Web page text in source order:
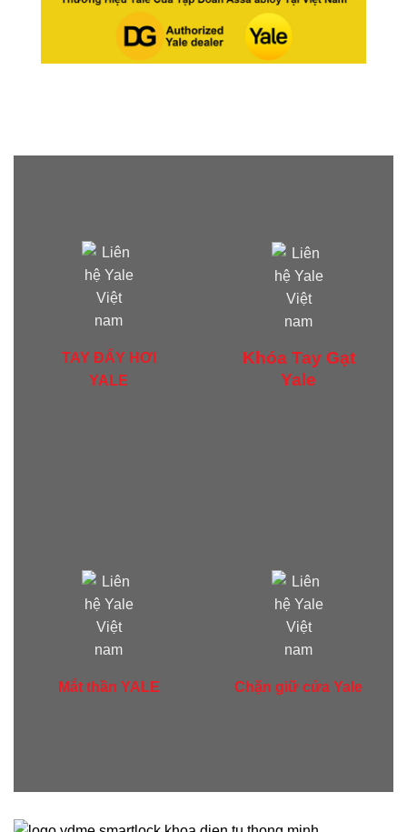
TAY ĐẨY HƠI
YALE
Khóa Tay Gạt
Yale
Mắt thần YALE Chặn giữ cửa Yale